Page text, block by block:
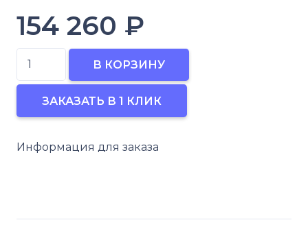
154 260 ₽
Количество
Тепловая
завеса
В КОРЗИНУ
ЗАКАЗАТЬ В 1 КЛИК
Информация для заказа